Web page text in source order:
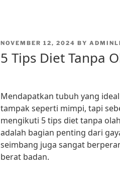
POSTED
NOVEMBER 12, 2024 BY
5 Tips Diet Tanpa
Mendapatkan tubuh yang
tampak seperti mimpi, tapi
mengikuti 5 tips diet tanpa
adalah bagian penting dari
seimbang juga sangat
berat badan.